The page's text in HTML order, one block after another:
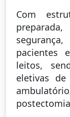
Com
pacientes
leitos,
eletivas